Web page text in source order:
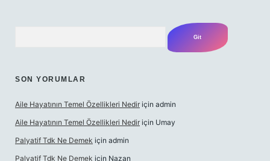
SON YORUMLAR
Aile Hayatının Temel Özellikleri Nedir için admin
Aile Hayatının Temel Özellikleri Nedir için Umay
Palyatif Tdk Ne Demek için admin
Palyatif Tdk Ne Demek için Nazan